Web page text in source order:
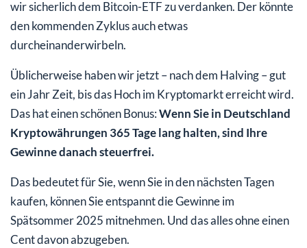
wir sicherlich dem Bitcoin-ETF zu verdanken. Der könnte
den kommenden Zyklus auch etwas
durcheinanderwirbeln.
Üblicherweise haben wir jetzt – nach dem Halving – gut
ein Jahr Zeit, bis das Hoch im Kryptomarkt erreicht wird.
Das hat einen schönen Bonus:Wenn Sie in Deutschland
Kryptowährungen 365 Tage lang halten, sind Ihre
Gewinne danach steuerfrei.
Das bedeutet für Sie, wenn Sie in den nächsten Tagen
kaufen, können Sie entspannt die Gewinne im
Spätsommer 2025 mitnehmen. Und das alles ohne einen
Cent davon abzugeben.